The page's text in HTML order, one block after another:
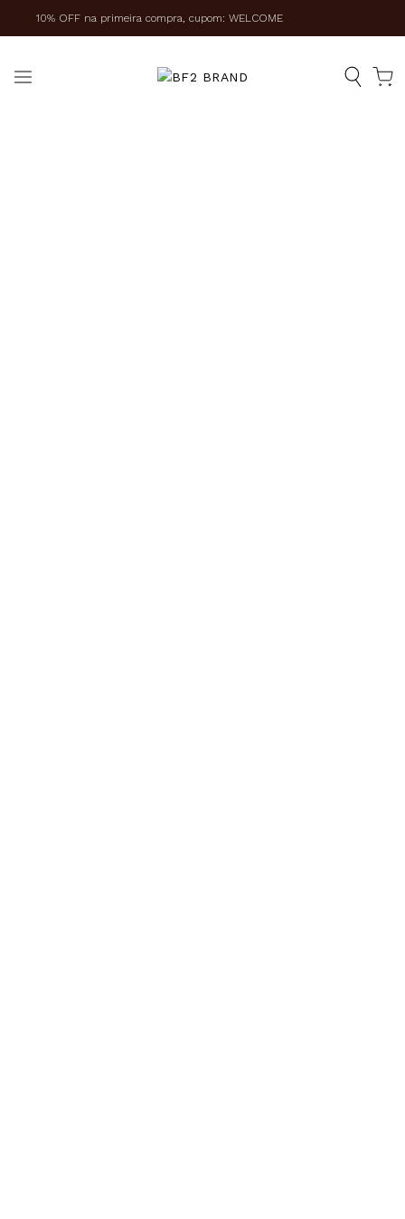
10% OFF na primeira compra, cupom: WELCOME